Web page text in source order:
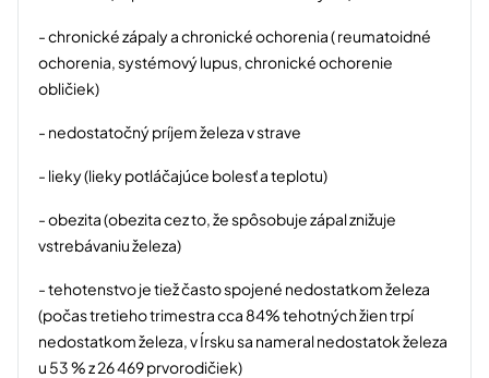
- chronické zápaly a chronické ochorenia ( reumatoidné
ochorenia, systémový lupus, chronické ochorenie
obličiek)
- nedostatočný príjem železa v strave
- lieky (lieky potláčajúce bolesť a teplotu)
- obezita (obezita cez to, že spôsobuje zápal znižuje
vstrebávaniu železa)
- tehotenstvo je tiež často spojené nedostatkom železa
(počas tretieho trimestra cca 84% tehotných žien trpí
nedostatkom železa, v Írsku sa nameral nedostatok železa
u 53 % z 26 469 prvorodičiek)